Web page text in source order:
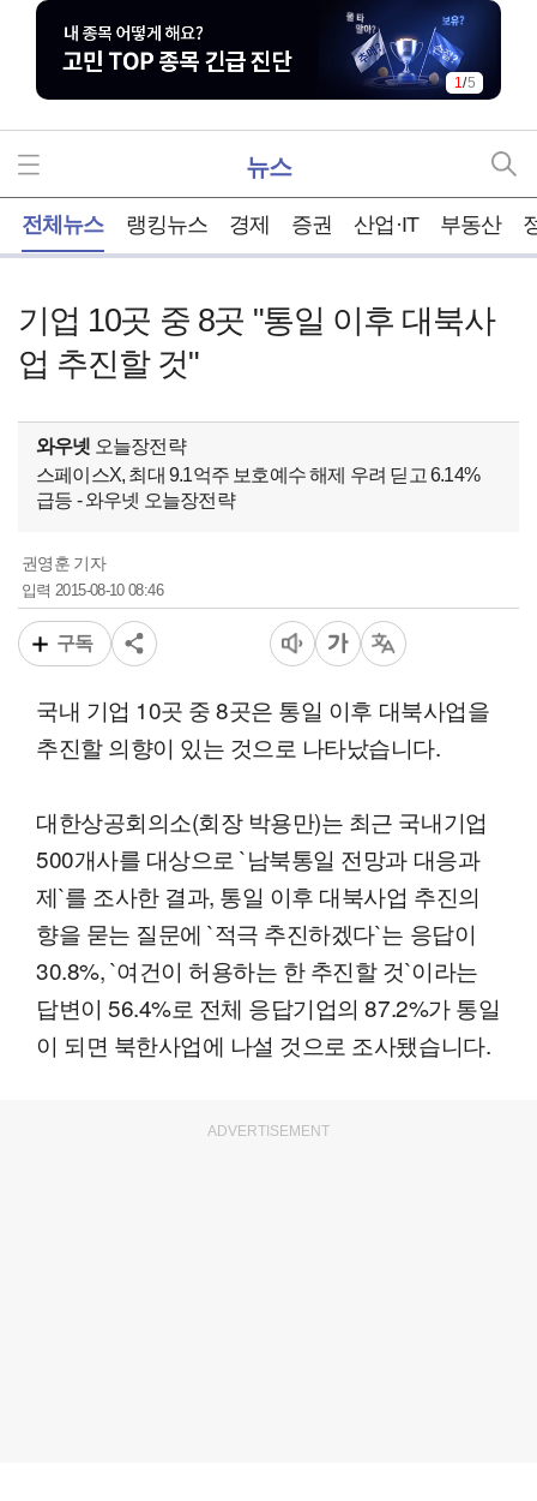
1/5
뉴스
전체뉴스 랭킹뉴스 경제 증권 산업·IT 부동산
기업 10곳 중 8곳 "통일 이후 대북사
업 추진할 것"
와우넷 오늘장전략
스페이스X, 최대 9.1억주 보호예수 해제 우려 딛고 6.14%
급등 - 와우넷 오늘장전략
권영훈 기자
입력2015-08-10 08:46
구독
국내 기업 10곳 중 8곳은 통일 이후 대북사업을
추진할 의향이 있는 것으로 나타났습니다.
대한상공회의소(회장 박용만)는 최근 국내기업
500개사를 대상으로 `남북통일 전망과 대응과
제`를 조사한 결과, 통일 이후 대북사업 추진의
향을 묻는 질문에 `적극 추진하겠다`는 응답이
30.8%, `여건이 허용하는 한 추진할 것`이라는
답변이 56.4%로 전체 응답기업의 87.2%가 통일
이 되면 북한사업에 나설 것으로 조사됐습니다.
ADVERTISEMENT